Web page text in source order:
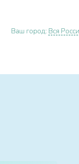
Ваш город: Вся